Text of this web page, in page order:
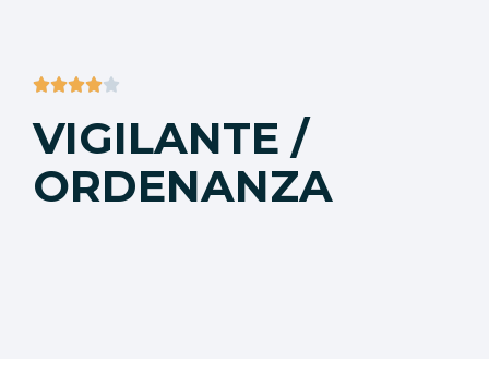

VIGILANTE /
ORDENANZA